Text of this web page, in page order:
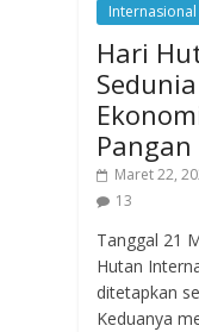
Internasional
Hari
Pangan
Maret 22,
13
Tanggal 21
Hutan
ditetapkan
Keduanya